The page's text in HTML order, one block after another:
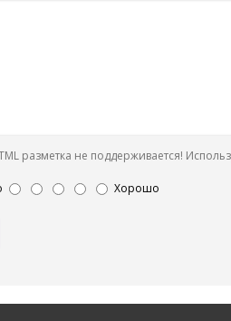
разметка не поддерживается!
Хорошо